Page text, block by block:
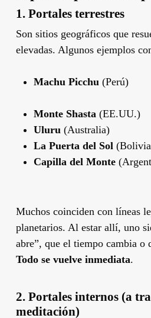
1. Portales terrestres
Son sitios geográficos que
elevadas. Algunos ejemplos
Machu Picchu (Perú)
Monte Shasta (EE.UU.)
Uluru (Australia)
La Puerta del Sol
Capilla del Monte
Muchos coinciden con líneas
planetarios. Al estar allí, uno
abre”, que el tiempo cambia o
Todo se vuelve inmediata.
2. Portales internos (a
meditación)